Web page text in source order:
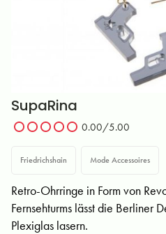
SupaRina
0.00/5.00
Friedrichshain Mode Accessoires
Retro-Ohrringe in Form von
Fernsehturms lässt die Berliner
Plexiglas lasern.